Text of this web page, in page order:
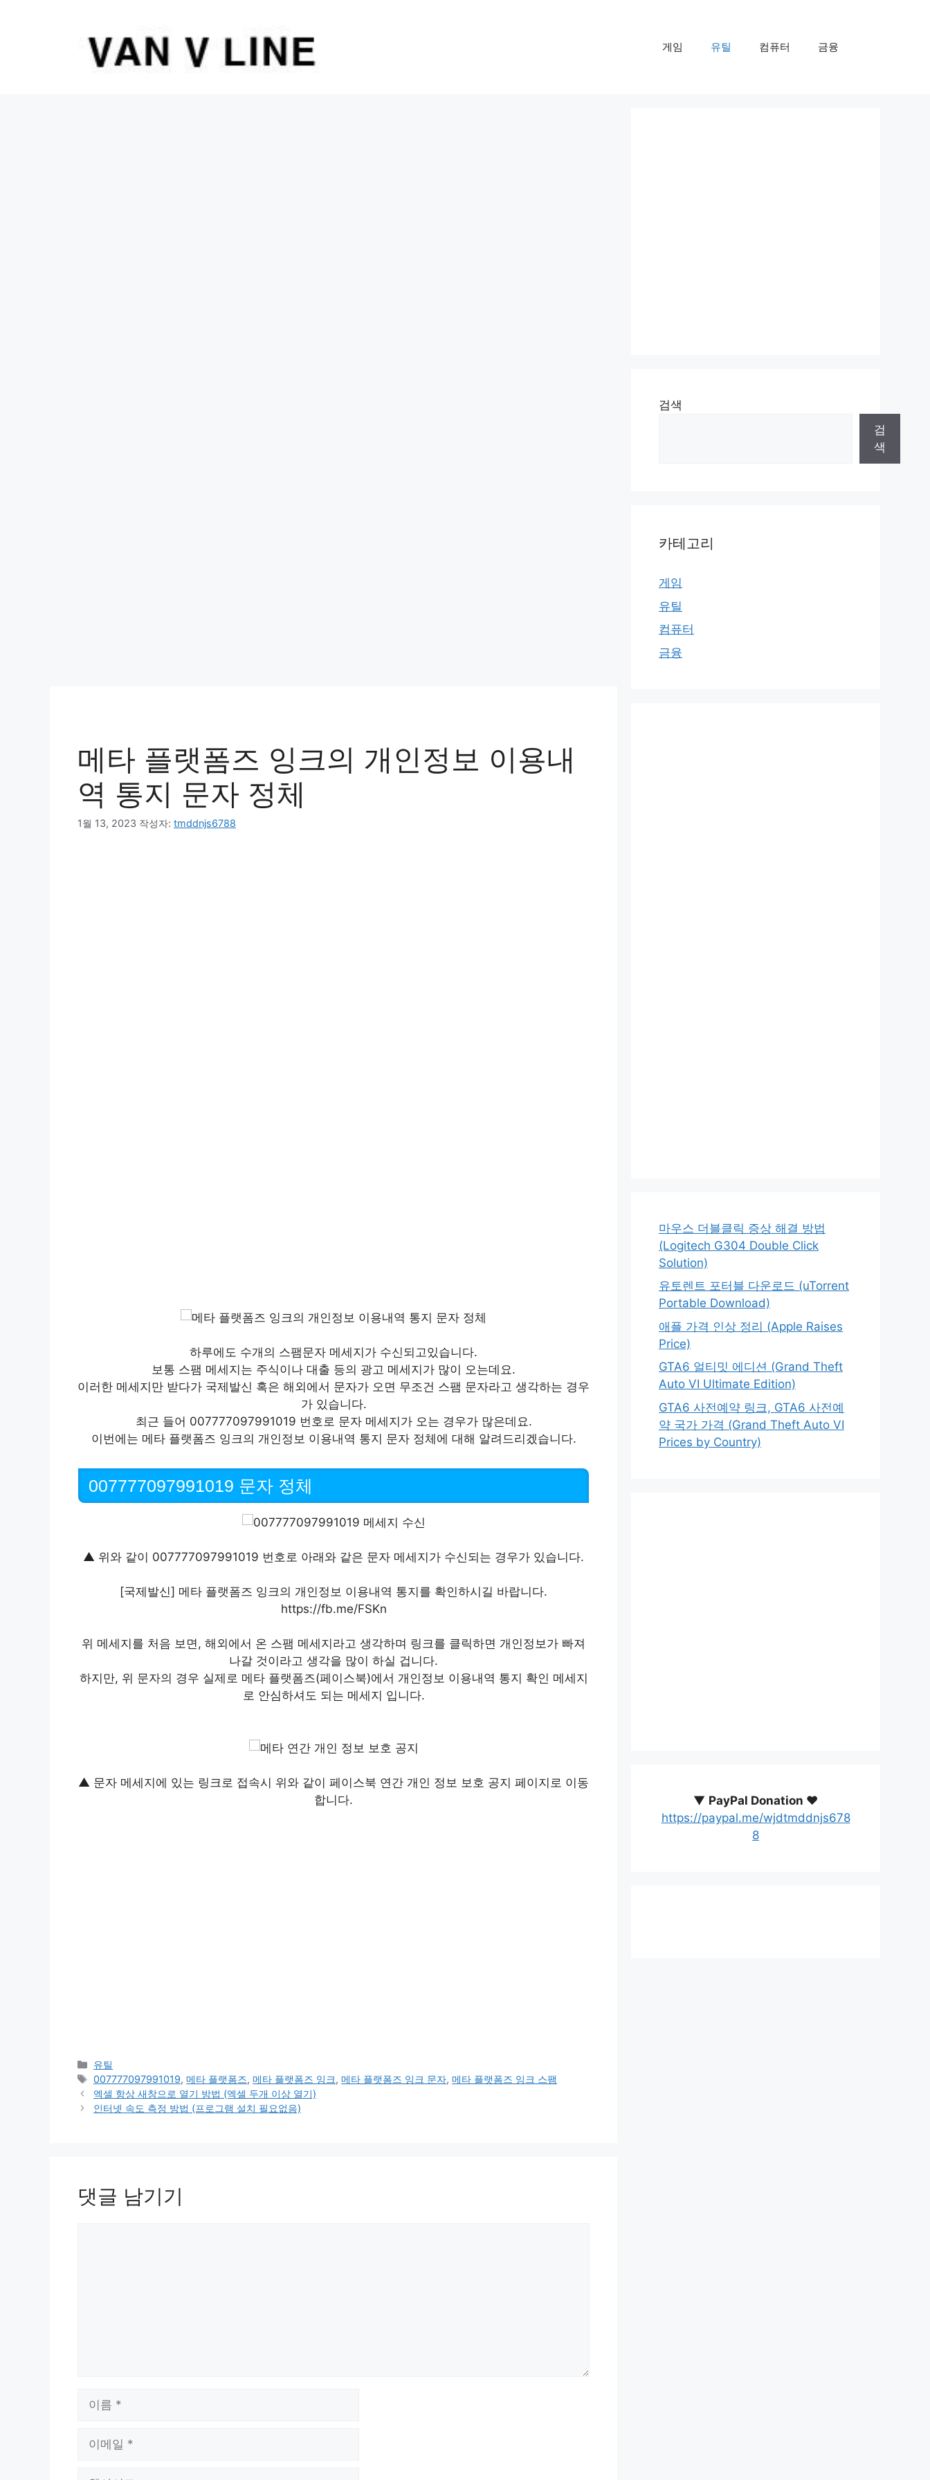
게임 유틸 컴퓨터 금융
메타 플랫폼즈 잉크의 개인정보 이용내
역 통지 문자 정체
1월 13, 2023 작성자: tmddnjs6788
하루에도 수개의 스팸문자 메세지가 수신되고있습니다.
보통 스팸 메세지는 주식이나 대출 등의 광고 메세지가 많이 오는데요.
이러한 메세지만 받다가 국제발신 혹은 해외에서 문자가 오면 무조건 스팸 문자라고 생각하는 경우
가 있습니다.
최근 들어 007777097991019 번호로 문자 메세지가 오는 경우가 많은데요.
이번에는 메타 플랫폼즈 잉크의 개인정보 이용내역 통지 문자 정체에 대해 알려드리겠습니다.
007777097991019 문자 정체
▲ 위와 같이 007777097991019 번호로 아래와 같은 문자 메세지가 수신되는 경우가 있습니다.
[국제발신] 메타 플랫폼즈 잉크의 개인정보 이용내역 통지를 확인하시길 바랍니다.
https://fb.me/FSKn
위 메세지를 처음 보면, 해외에서 온 스팸 메세지라고 생각하며 링크를 클릭하면 개인정보가 빠져
나갈 것이라고 생각을 많이 하실 겁니다.
하지만, 위 문자의 경우 실제로 메타 플랫폼즈(페이스북)에서 개인정보 이용내역 통지 확인 메세지
로 안심하셔도 되는 메세지 입니다.
▲ 문자 메세지에 있는 링크로 접속시 위와 같이 페이스북 연간 개인 정보 보호 공지 페이지로 이동
합니다.
카
테
고
리
유틸
태
그
007777097991019,메타 플랫폼즈,메타 플랫폼즈 잉크,메타 플랫폼즈 잉크 문자,메타 플랫폼즈 잉크 스팸
엑셀 항상 새창으로 열기 방법 (엑셀 두개 이상 열기)
인터넷 속도 측정 방법 (프로그램 설치 필요없음)
댓글 남기기
검색
검
색
카테고리
게임
유틸
컴퓨터
금융
마우스 더블클릭 증상 해결 방법
(Logitech G304 Double Click
Solution)
유토렌트 포터블 다운로드 (uTorrent
Portable Download)
애플 가격 인상 정리 (Apple Raises
Price)
GTA6 얼티밋 에디션 (Grand Theft
Auto VI Ultimate Edition)
GTA6 사전예약 링크, GTA6 사전예
약 국가 가격 (Grand Theft Auto VI
Prices by Country)
▼ PayPal Donation ♥️
https://paypal.me/wjdtmddnjs678
8